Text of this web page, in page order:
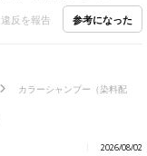
違反を報告 参考になった
カラーシャンプー（染料配
2026/08/02